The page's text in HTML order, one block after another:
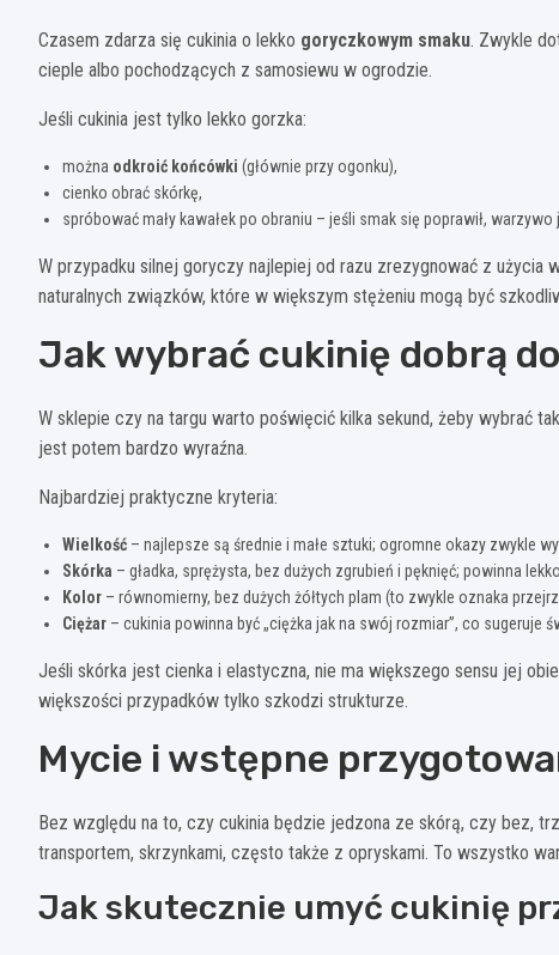
Czasem zdarza się cukinia o lekko goryczkowym smaku. Zwykle
cieple albo pochodzących z samosiewu w ogrodzie.
Jeśli cukinia jest tylko lekko gorzka:
można odkroić końcówki (głównie przy ogonku),
cienko obrać skórkę,
spróbować mały kawałek po obraniu – jeśli smak się poprawił, warzywo
W przypadku silnej goryczy najlepiej od razu zrezygnować z użycia
naturalnych związków, które w większym stężeniu mogą być
Jak wybrać cukinię dobrą
W sklepie czy na targu warto poświęcić kilka sekund, żeby wybrać
jest potem bardzo wyraźna.
Najbardziej praktyczne kryteria:
Wielkość – najlepsze są średnie i małe sztuki; ogromne okazy zwykle
Skórka – gładka, sprężysta, bez dużych zgrubień i pęknięć; powinna
Kolor – równomierny, bez dużych żółtych plam (to zwykle oznaka
Ciężar – cukinia powinna być „ciężka jak na swój rozmiar”, co sugeruje
Jeśli skórka jest cienka i elastyczna, nie ma większego sensu jej
większości przypadków tylko szkodzi strukturze.
Mycie i wstępne
Bez względu na to, czy cukinia będzie jedzona ze skórą, czy bez,
transportem, skrzynkami, często także z opryskami. To wszystko
Jak skutecznie umyć cukinię